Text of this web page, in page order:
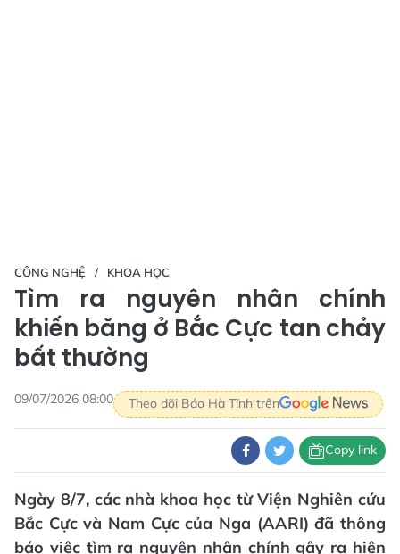
CÔNG NGHỆ KHOA HỌC
Tìm ra nguyên nhân chính
khiến băng ở Bắc Cực tan chảy
bất thường
09/07/2026 08:00 Theo dõi Báo Hà Tĩnh trên
Copy link
Ngày 8/7, các nhà khoa học từ Viện Nghiên cứu
Bắc Cực và Nam Cực của Nga (AARI) đã thông
báo việc tìm ra nguyên nhân chính gây ra hiện